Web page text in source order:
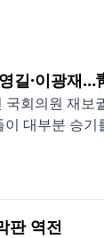
길·이광재…
회의원 재
대부분 승
판 역전